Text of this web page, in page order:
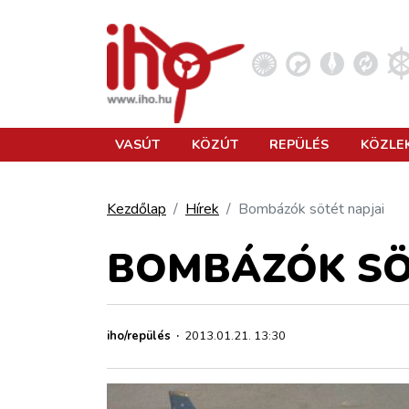
KÖZLEKEDÉSFEJLESZTÉS
VASÚT KÖZÚT REPÜLÉS
Kezdőlap Hírek Bombázók sötét napjai
BOMBÁZÓK
iho/repülés · 2013.01.21. 13:30